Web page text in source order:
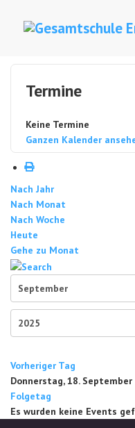
Termine
Keine Termine
Ganzen Kalender
Nach Jahr
Nach Monat
Nach Woche
Heute
Gehe zu Monat
Vorheriger Tag
Donnerstag, 18. September
Folgetag
Es wurden keine Events